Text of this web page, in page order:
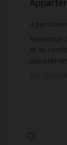
4
Résidence
et du